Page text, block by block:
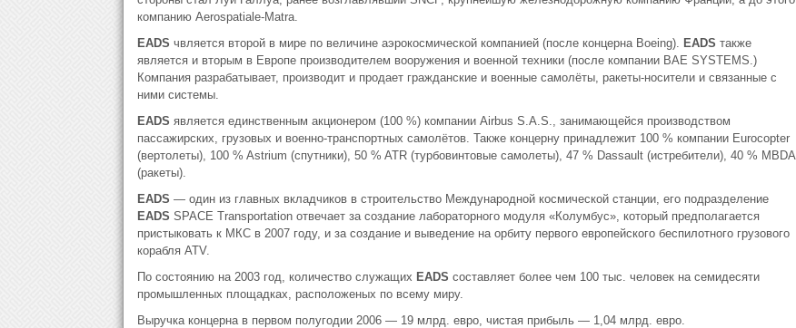
компанию Aerospatiale-Matra.
EADS чвляется второй в мире по величине аэрокосмической компанией (после концерна Boeing). EADS также
является и вторым в Европе производителем вооружения и военной техники (после компании BAE SYSTEMS.)
Компания разрабатывает, производит и продает гражданские и военные самолёты, ракеты-носители и связанные с
ними системы.
EADS является единственным акционером (100 %) компании Airbus S.A.S., занимающейся производством
пассажирских, грузовых и военно-транспортных самолётов. Также концерну принадлежит 100 % компании Eurocopter
(вертолеты), 100 % Astrium (спутники), 50 % ATR (турбовинтовые самолеты), 47 % Dassault (истребители), 40 % MBDA
(ракеты).
EADS — один из главных вкладчиков в строительство Международной космической станции, его подразделение
EADS SPACE Transportation отвечает за создание лабораторного модуля «Колумбус», который предполагается
пристыковать к МКС в 2007 году, и за создание и выведение на орбиту первого европейского беспилотного грузового
корабля ATV.
По состоянию на 2003 год, количество служащих EADS составляет более чем 100 тыс. человек на семидесяти
промышленных площадках, расположеных по всему миру.
Выручка концерна в первом полугодии 2006 — 19 млрд. евро, чистая прибыль — 1,04 млрд. евро.